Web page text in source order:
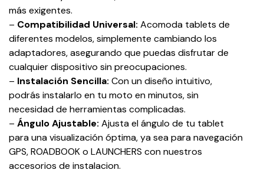
más exigentes.
– Compatibilidad Universal: Acomoda tablets de
diferentes modelos, simplemente cambiando los
adaptadores, asegurando que puedas disfrutar de
cualquier dispositivo sin preocupaciones.
– Instalación Sencilla: Con un diseño intuitivo,
podrás instalarlo en tu moto en minutos, sin
necesidad de herramientas complicadas.
– Ángulo Ajustable: Ajusta el ángulo de tu tablet
para una visualización óptima, ya sea para navegación
GPS, ROADBOOK o LAUNCHERS con nuestros
accesorios de instalacion.